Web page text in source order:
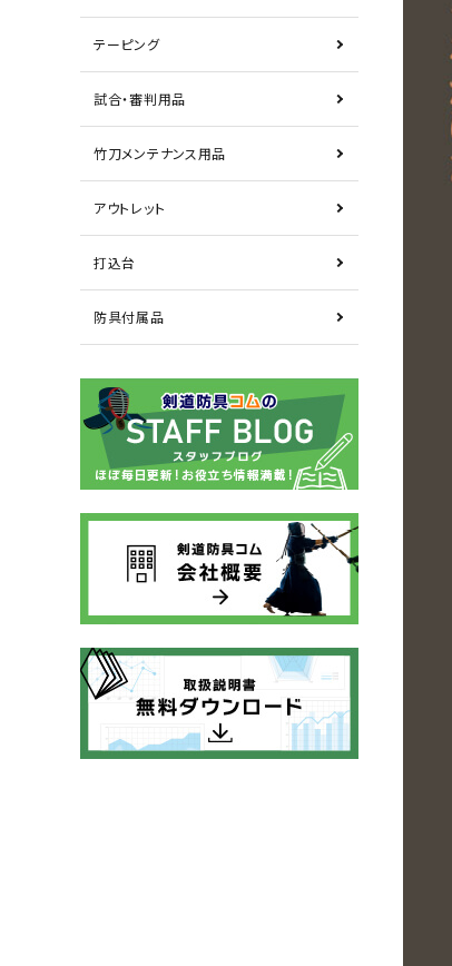
テーピング
試合・審判用品
竹刀メンテナンス用品
アウトレット
打込台
防具付属品